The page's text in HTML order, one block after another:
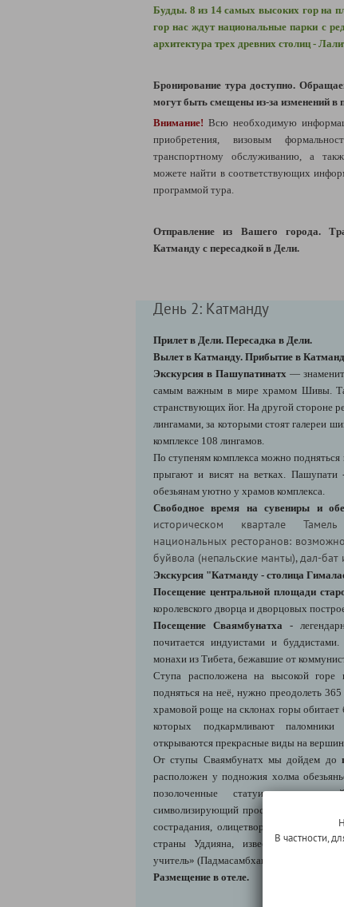
Будды. 8 из 14 самых высоких гор на
гор нас ждут национальные парки с
архитектура трех древних столиц -
Бронирование тура доступно.
могут быть смещены из-за изменений в
Внимание! Всю необходимую
приобретения, визовым
транспортному обслуживанию, а
можете найти в соответствующих
программой тура.
Отправление из Вашего города.
Катманду с пересадкой в Дели.
День 2: Катманду
Прилет в Дели. Пересадка в Дели.
Вылет в Катманду. Прибытие в
Экскурсия в Пашупатинатх —
самым важным в мире храмом Шивы.
странствующих йог. На другой стороне
лингамами, за которыми стоят галереи
комплексе 108 лингамов.
По ступеням комплекса можно подняться
прыгают и висят на ветках. Пашупати
обезьянам уютно у храмов комплекса.
Свободное время на сувениры и
историческом квартале
национальных ресторанов:
буйвола (непальские манты), дал-бат
Экскурсия "Катманду - столица
Посещение центральной площади
королевского дворца и дворцовых
Посещение Сваямбунатха -
почитается индуистами и
монахи из Тибета, бежавшие от
Ступа расположена на высокой горе
подняться на неё, нужно преодолеть
храмовой роще на склонах горы обитает
которых подкармливают
открываются прекрасные виды на
От ступы Сваямбунатх мы дойдем до
расположен у подножия холма
позолоченные статуи:
символизирующий просветление и
сострадания, олицетворение
страны Уддияна, известный в
учитель» (Падмасамбхава).
Размещение в отеле.
В частности,